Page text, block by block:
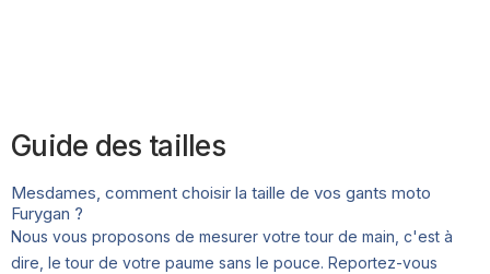
Guide des tailles
Mesdames, comment choisir la taille de vos gants moto
Furygan ?
Nous vous proposons de mesurer votre tour de main, c'est à
dire, le tour de votre paume sans le pouce. Reportez-vous